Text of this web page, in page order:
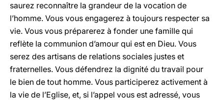
saurez reconnaître la grandeur de la vocation de
l’homme. Vous vous engagerez à toujours respecter sa
vie. Vous vous préparerez à fonder une famille qui
reflète la communion d’amour qui est en Dieu. Vous
serez des artisans de relations sociales justes et
fraternelles. Vous défendrez la dignité du travail pour
le bien de tout homme. Vous participerez activement à
la vie de l’Eglise, et, si l’appel vous est adressé, vous